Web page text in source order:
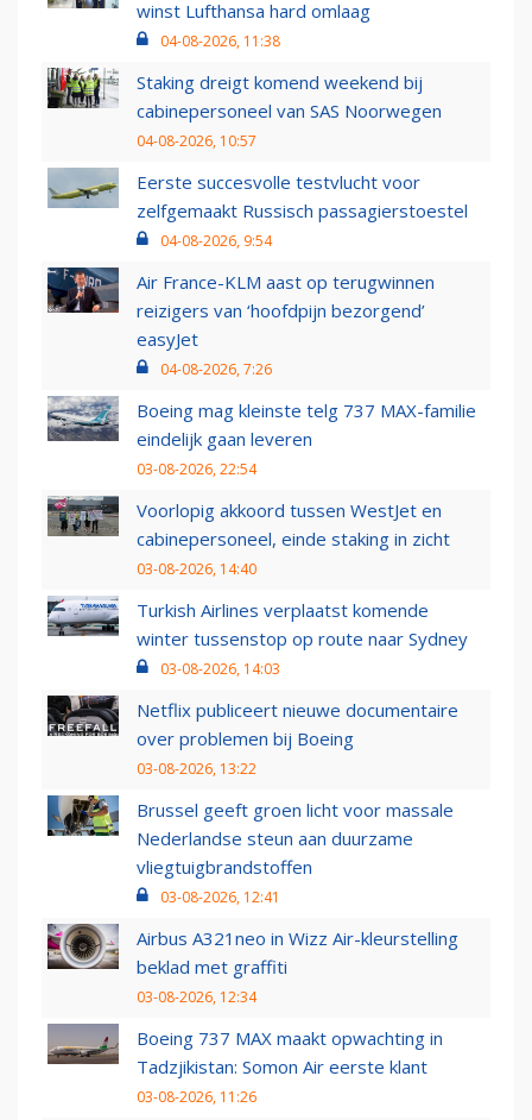
winst Lufthansa hard omlaag
04-08-2026, 11:38
Staking dreigt komend weekend bij
cabinepersoneel van SAS Noorwegen
04-08-2026, 10:57
Eerste succesvolle testvlucht voor
zelfgemaakt Russisch passagierstoestel
04-08-2026, 9:54
Air France-KLM aast op terugwinnen
reizigers van ‘hoofdpijn bezorgend’
easyJet
04-08-2026, 7:26
Boeing mag kleinste telg 737 MAX-familie
eindelijk gaan leveren
03-08-2026, 22:54
Voorlopig akkoord tussen WestJet en
cabinepersoneel, einde staking in zicht
03-08-2026, 14:40
Turkish Airlines verplaatst komende
winter tussenstop op route naar Sydney
03-08-2026, 14:03
Netflix publiceert nieuwe documentaire
over problemen bij Boeing
03-08-2026, 13:22
Brussel geeft groen licht voor massale
Nederlandse steun aan duurzame
vliegtuigbrandstoffen
03-08-2026, 12:41
Airbus A321neo in Wizz Air-kleurstelling
beklad met graffiti
03-08-2026, 12:34
Boeing 737 MAX maakt opwachting in
Tadzjikistan: Somon Air eerste klant
03-08-2026, 11:26